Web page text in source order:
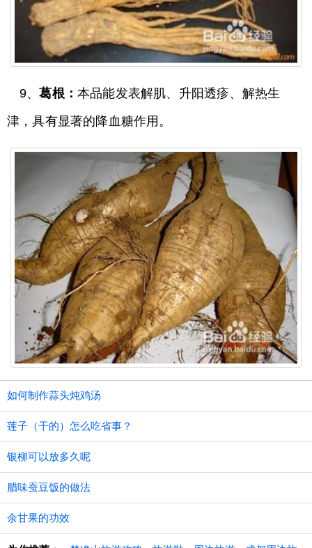
9、葛根：本品能发表解肌、升阳透疹、解热生
津，具有显著的降血糖作用。
如何制作蒜头炖鸡汤
莲子（干的）怎么吃省事？
银柳可以放多久呢
腊味蚕豆饭的做法
余甘果的功效